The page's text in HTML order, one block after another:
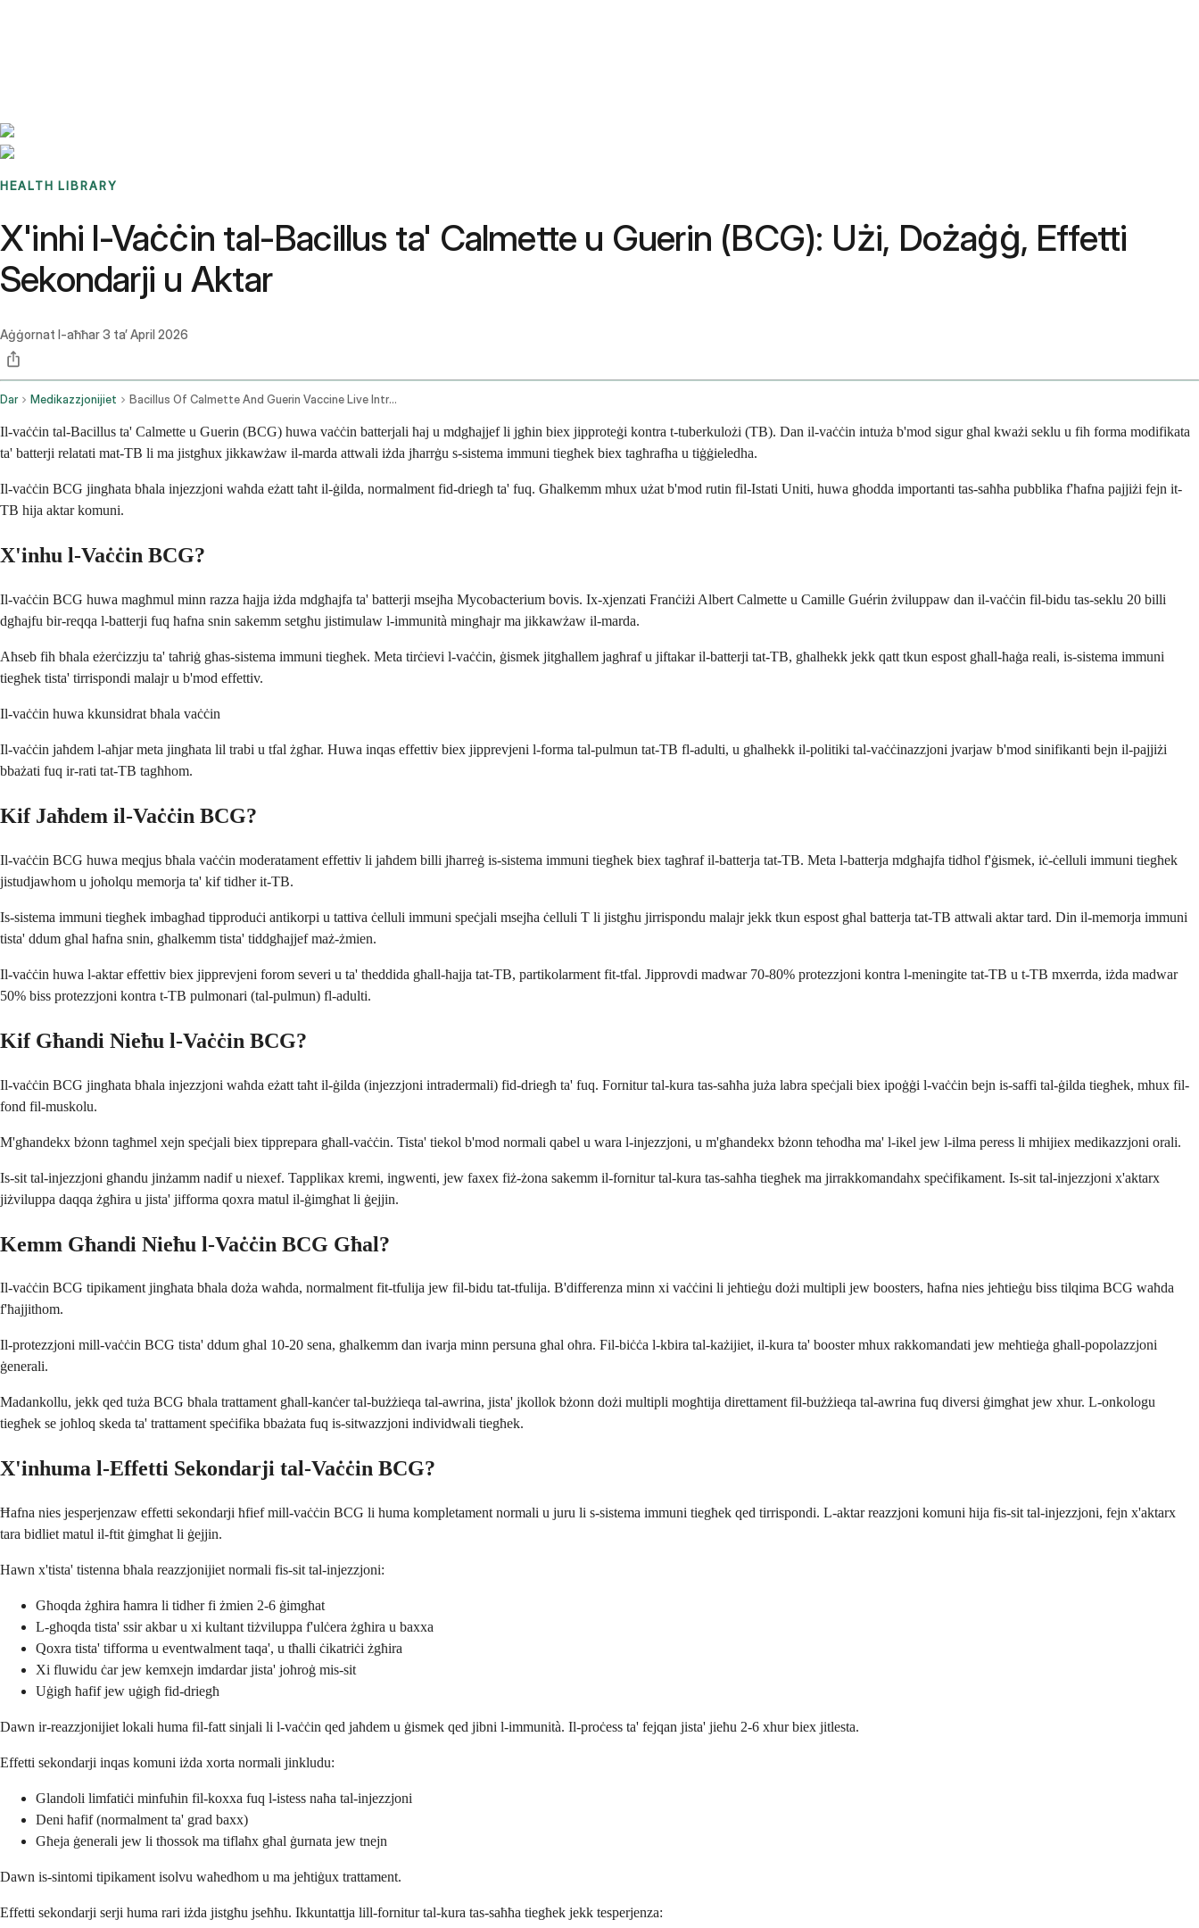
HEALTH LIBRARY
X'inhi l-Vaċċin tal-Bacillus ta' Calmette u Guerin (BCG): Użi, Dożaġġ, Effetti
Sekondarji u Aktar
Aġġornat l-aħħar3 ta’ April 2026
Dar Medikazzjonijiet Bacillus Of Calmette And Guerin Vaccine Live Intradermal Route
Il-vaċċin tal-Bacillus ta' Calmette u Guerin (BCG) huwa vaċċin batterjali ħaj u mdgħajjef li jgħin biex jipproteġi kontra t-tuberkulożi (TB). Dan il-vaċċin intuża b'mod sigur għal kważi seklu u fih forma modifikata
ta' batterji relatati mat-TB li ma jistgħux jikkawżaw il-marda attwali iżda jħarrġu s-sistema immuni tiegħek biex tagħrafha u tiġġieledha.
Il-vaċċin BCG jingħata bħala injezzjoni waħda eżatt taħt il-ġilda, normalment fid-driegħ ta' fuq. Għalkemm mhux użat b'mod rutin fil-Istati Uniti, huwa għodda importanti tas-saħħa pubblika f'ħafna pajjiżi fejn it-
TB hija aktar komuni.
X'inhu l-Vaċċin BCG?
Il-vaċċin BCG huwa magħmul minn razza ħajja iżda mdgħajfa ta' batterji msejħa Mycobacterium bovis. Ix-xjenzati Franċiżi Albert Calmette u Camille Guérin żviluppaw dan il-vaċċin fil-bidu tas-seklu 20 billi
dgħajfu bir-reqqa l-batterji fuq ħafna snin sakemm setgħu jistimulaw l-immunità mingħajr ma jikkawżaw il-marda.
Aħseb fih bħala eżerċizzju ta' taħriġ għas-sistema immuni tiegħek. Meta tirċievi l-vaċċin, ġismek jitgħallem jagħraf u jiftakar il-batterji tat-TB, għalhekk jekk qatt tkun espost għall-ħaġa reali, is-sistema immuni
tiegħek tista' tirrispondi malajr u b'mod effettiv.
Il-vaċċin huwa kkunsidrat bħala vaċċin
Il-vaċċin jaħdem l-aħjar meta jingħata lil trabi u tfal żgħar. Huwa inqas effettiv biex jipprevjeni l-forma tal-pulmun tat-TB fl-adulti, u għalhekk il-politiki tal-vaċċinazzjoni jvarjaw b'mod sinifikanti bejn il-pajjiżi
bbażati fuq ir-rati tat-TB tagħhom.
Kif Jaħdem il-Vaċċin BCG?
Il-vaċċin BCG huwa meqjus bħala vaċċin moderatament effettiv li jaħdem billi jħarreġ is-sistema immuni tiegħek biex tagħraf il-batterja tat-TB. Meta l-batterja mdgħajfa tidħol f'ġismek, iċ-ċelluli immuni tiegħek
jistudjawhom u joħolqu memorja ta' kif tidher it-TB.
Is-sistema immuni tiegħek imbagħad tipproduċi antikorpi u tattiva ċelluli immuni speċjali msejħa ċelluli T li jistgħu jirrispondu malajr jekk tkun espost għal batterja tat-TB attwali aktar tard. Din il-memorja immuni
tista' ddum għal ħafna snin, għalkemm tista' tiddgħajjef maż-żmien.
Il-vaċċin huwa l-aktar effettiv biex jipprevjeni forom severi u ta' theddida għall-ħajja tat-TB, partikolarment fit-tfal. Jipprovdi madwar 70-80% protezzjoni kontra l-meningite tat-TB u t-TB mxerrda, iżda madwar
50% biss protezzjoni kontra t-TB pulmonari (tal-pulmun) fl-adulti.
Kif Għandi Nieħu l-Vaċċin BCG?
Il-vaċċin BCG jingħata bħala injezzjoni waħda eżatt taħt il-ġilda (injezzjoni intradermali) fid-driegħ ta' fuq. Fornitur tal-kura tas-saħħa juża labra speċjali biex ipoġġi l-vaċċin bejn is-saffi tal-ġilda tiegħek, mhux fil-
fond fil-muskolu.
M'għandekx bżonn tagħmel xejn speċjali biex tipprepara għall-vaċċin. Tista' tiekol b'mod normali qabel u wara l-injezzjoni, u m'għandekx bżonn teħodha ma' l-ikel jew l-ilma peress li mhijiex medikazzjoni orali.
Is-sit tal-injezzjoni għandu jinżamm nadif u niexef. Tapplikax kremi, ingwenti, jew faxex fiż-żona sakemm il-fornitur tal-kura tas-saħħa tiegħek ma jirrakkomandahx speċifikament. Is-sit tal-injezzjoni x'aktarx
jiżviluppa daqqa żgħira u jista' jifforma qoxra matul il-ġimgħat li ġejjin.
Kemm Għandi Nieħu l-Vaċċin BCG Għal?
Il-vaċċin BCG tipikament jingħata bħala doża waħda, normalment fit-tfulija jew fil-bidu tat-tfulija. B'differenza minn xi vaċċini li jeħtieġu dożi multipli jew boosters, ħafna nies jeħtieġu biss tilqima BCG waħda
f'ħajjithom.
Il-protezzjoni mill-vaċċin BCG tista' ddum għal 10-20 sena, għalkemm dan ivarja minn persuna għal oħra. Fil-biċċa l-kbira tal-każijiet, il-kura ta' booster mhux rakkomandati jew meħtieġa għall-popolazzjoni
ġenerali.
Madankollu, jekk qed tuża BCG bħala trattament għall-kanċer tal-bużżieqa tal-awrina, jista' jkollok bżonn dożi multipli mogħtija direttament fil-bużżieqa tal-awrina fuq diversi ġimgħat jew xhur. L-onkologu
tiegħek se joħloq skeda ta' trattament speċifika bbażata fuq is-sitwazzjoni individwali tiegħek.
X'inhuma l-Effetti Sekondarji tal-Vaċċin BCG?
Ħafna nies jesperjenzaw effetti sekondarji ħfief mill-vaċċin BCG li huma kompletament normali u juru li s-sistema immuni tiegħek qed tirrispondi. L-aktar reazzjoni komuni hija fis-sit tal-injezzjoni, fejn x'aktarx
tara bidliet matul il-ftit ġimgħat li ġejjin.
Hawn x'tista' tistenna bħala reazzjonijiet normali fis-sit tal-injezzjoni:
Għoqda żgħira ħamra li tidher fi żmien 2-6 ġimgħat
L-għoqda tista' ssir akbar u xi kultant tiżviluppa f'ulċera żgħira u baxxa
Qoxra tista' tifforma u eventwalment taqa', u tħalli ċikatriċi żgħira
Xi fluwidu ċar jew kemxejn imdardar jista' joħroġ mis-sit
Uġigħ ħafif jew uġigħ fid-driegħ
Dawn ir-reazzjonijiet lokali huma fil-fatt sinjali li l-vaċċin qed jaħdem u ġismek qed jibni l-immunità. Il-proċess ta' fejqan jista' jieħu 2-6 xhur biex jitlesta.
Effetti sekondarji inqas komuni iżda xorta normali jinkludu:
Glandoli limfatiċi minfuħin fil-koxxa fuq l-istess naħa tal-injezzjoni
Deni ħafif (normalment ta' grad baxx)
Għeja ġenerali jew li tħossok ma tiflaħx għal ġurnata jew tnejn
Dawn is-sintomi tipikament isolvu waħedhom u ma jeħtiġux trattament.
Effetti sekondarji serji huma rari iżda jistgħu jseħħu. Ikkuntattja lill-fornitur tal-kura tas-saħħa tiegħek jekk tesperjenza: